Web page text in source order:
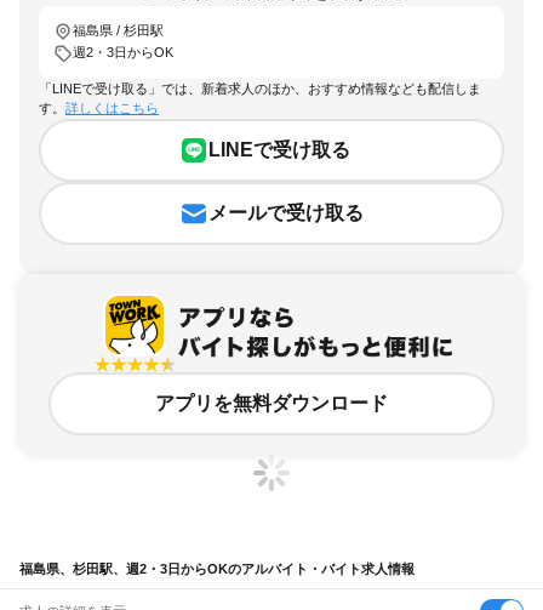
福島県 / 杉田駅
週2・3日からOK
「LINEで受け取る」では、新着求人のほか、おすすめ情報なども配信しま
す。 詳しくはこちら
LINEで受け取る
メールで受け取る
アプリを無料ダウンロード
福島県、杉田駅、週2・3日からOKのアルバイト・バイト求人情報